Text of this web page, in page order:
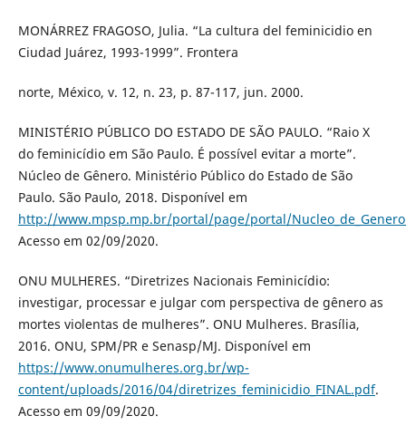
MONÁRREZ FRAGOSO, Julia. “La cultura del feminicidio en
Ciudad Juárez, 1993-1999”. Frontera
norte, México, v. 12, n. 23, p. 87-117, jun. 2000.
MINISTÉRIO PÚBLICO DO ESTADO DE SÃO PAULO. “Raio X
do feminicídio em São Paulo. É possível evitar a morte”.
Núcleo de Gênero. Ministério Público do Estado de São
Paulo. São Paulo, 2018. Disponível em
http://www.mpsp.mp.br/portal/page/portal/
Acesso em 02/09/2020.
ONU MULHERES. “Diretrizes Nacionais Feminicídio:
investigar, processar e julgar com perspectiva de gênero as
mortes violentas de mulheres”. ONU Mulheres. Brasília,
2016. ONU, SPM/PR e Senasp/MJ. Disponível em
https://www.onumulheres.org.br/wp-
content/uploads/2016/04/diretrizes_feminicidio_FINAL.pdf.
Acesso em 09/09/2020.